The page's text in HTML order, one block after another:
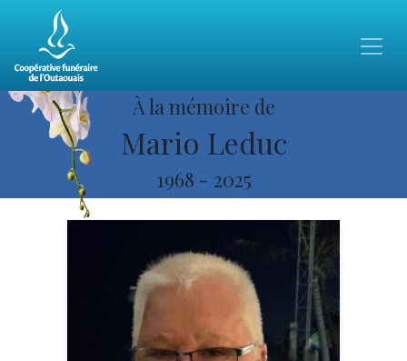
À la mémoire de
Mario Leduc
1968 - 2025